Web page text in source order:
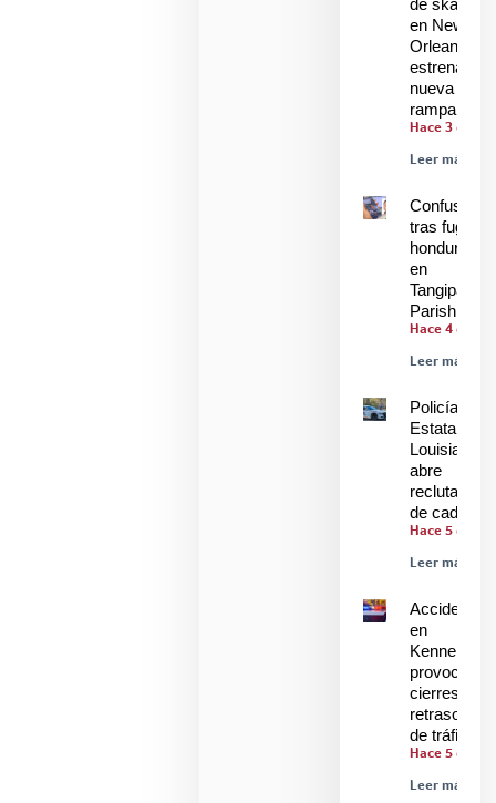
de skaters
en New
Orleans
estrenan
nueva
rampa
Hace 3 días
Leer más »
Confusión
tras fuga de
hondureños
en
Tangipahoa
Parish
Hace 4 días
Leer más »
Policía
Estatal de
Louisiana
abre
de cadetes
Hace 5 días
Leer más »
Accidente
en
Kenner
provoca
cierres y
retrasos
de tráfico
Hace 5 días
Leer más »